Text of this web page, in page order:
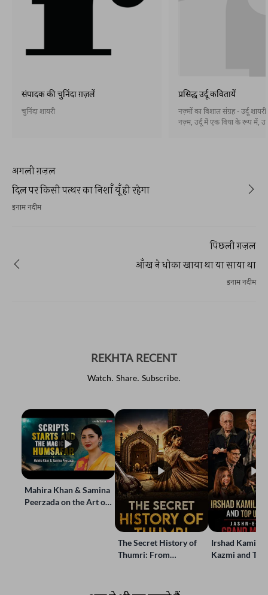
संपादक की चुनिंदा ग़ज़लें
चुनिंदा शायरी
प्रसिद्ध उर्दू कवितायें
नज़्मों का विशाल संग्रह - उर्दू
नज़्म, उर्दू में एक विधा के रूप में,
अगली ग़ज़ल
दिल पर किसी पत्थर का निशाँ यूँ ही रहेगा
इनाम नदीम
पिछली ग़ज़ल
आँख ने धोका खाया था या साया था
इनाम नदीम
REKHTA RECENT
Watch. Share. Subscribe.
Mahira Khan & Samina
Peerzada on the Art of
The Secret History of
Thumri: From
Irshad Kamil,
Kazmi and